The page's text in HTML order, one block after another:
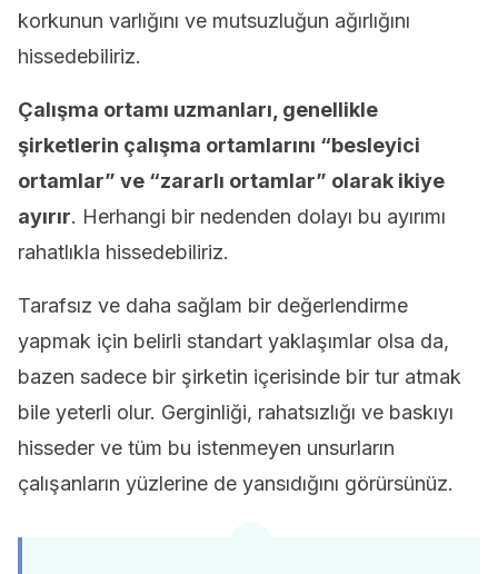
korkunun varlığını ve mutsuzluğun ağırlığını
hissedebiliriz.
Çalışma ortamı uzmanları, genellikle
şirketlerin çalışma ortamlarını “besleyici
ortamlar” ve “zararlı ortamlar” olarak ikiye
ayırır. Herhangi bir nedenden dolayı bu ayırımı
rahatlıkla hissedebiliriz.
Tarafsız ve daha sağlam bir değerlendirme
yapmak için belirli standart yaklaşımlar olsa da,
bazen sadece bir şirketin içerisinde bir tur atmak
bile yeterli olur. Gerginliği, rahatsızlığı ve baskıyı
hisseder ve tüm bu istenmeyen unsurların
çalışanların yüzlerine de yansıdığını görürsünüz.